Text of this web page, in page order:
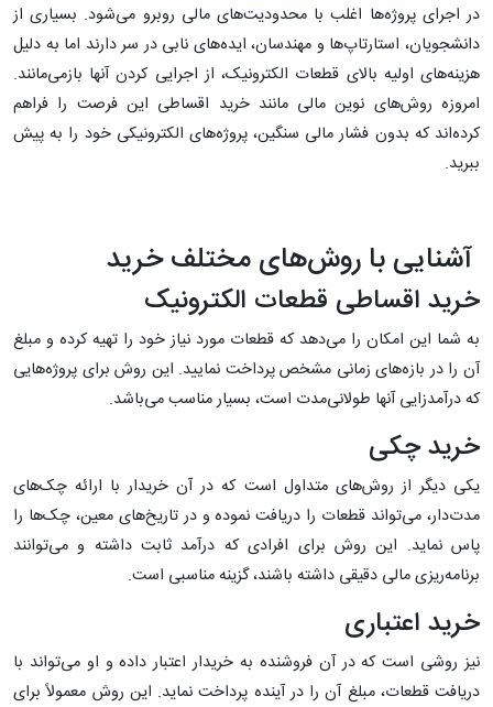
در اجرای پروژه‌ها اغلب با محدودیت‌های مالی روبرو می‌شود. بسیاری از
دانشجویان، استارتاپ‌ها و مهندسان، ایده‌های نابی در سر دارند اما به دلیل
هزینه‌های اولیه بالای قطعات الکترونیک، از اجرایی کردن آنها بازمی‌مانند.
امروزه روش‌های نوین مالی مانند خرید اقساطی این فرصت را فراهم
کرده‌اند که بدون فشار مالی سنگین، پروژه‌های الکترونیکی خود را به پیش
ببرید.
آشنایی با روش‌های مختلف خرید
خرید اقساطی قطعات الکترونیک
به شما این امکان را می‌دهد که قطعات مورد نیاز خود را تهیه کرده و مبلغ
آن را در بازه‌های زمانی مشخص پرداخت نمایید. این روش برای پروژه‌هایی
که درآمدزایی آنها طولانی‌مدت است، بسیار مناسب می‌باشد.
خرید چکی
یکی دیگر از روش‌های متداول است که در آن خریدار با ارائه چک‌های
مدت‌دار، می‌تواند قطعات را دریافت نموده و در تاریخ‌های معین، چک‌ها را
پاس نماید. این روش برای افرادی که درآمد ثابت داشته و می‌توانند
برنامه‌ریزی مالی دقیقی داشته باشند، گزینه مناسبی است.
خرید اعتباری
نیز روشی است که در آن فروشنده به خریدار اعتبار داده و او می‌تواند با
دریافت قطعات، مبلغ آن را در آینده پرداخت نماید. این روش معمولاً برای